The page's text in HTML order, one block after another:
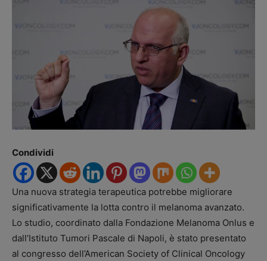
Condividi
Una nuova strategia terapeutica potrebbe migliorare
significativamente la lotta contro il melanoma avanzato.
Lo studio, coordinato dalla Fondazione Melanoma Onlus e
dall’Istituto Tumori Pascale di Napoli, è stato presentato
al congresso dell’American Society of Clinical Oncology